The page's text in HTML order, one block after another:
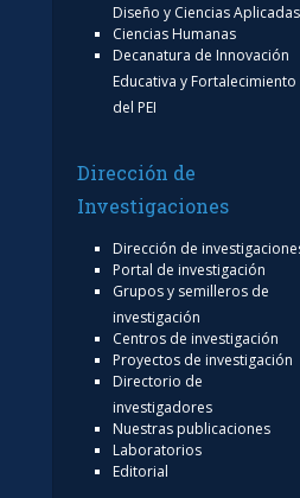
Diseño y Ciencias Aplicadas
Ciencias Humanas
Decanatura de Innovación
Educativa y Fortalecimiento
del PEI
Dirección de
Investigaciones
Dirección de
Portal de investigación
Grupos y semilleros de
investigación
Centros de investigación
Proyectos de investigación
Directorio de
investigadores
Nuestras publicaciones
Laboratorios
Editorial